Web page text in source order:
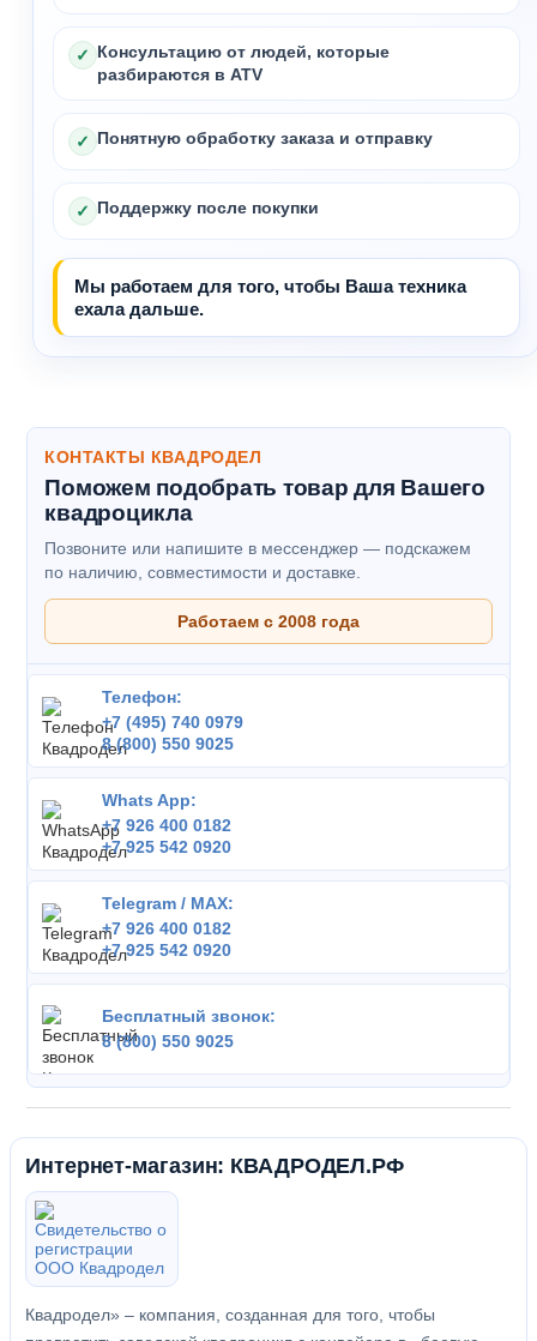
✓ Консультацию от людей, которые
разбираются в ATV
✓ Понятную обработку заказа и отправку
✓ Поддержку после покупки
Мы работаем для того, чтобы Ваша техника
ехала дальше.
КОНТАКТЫ КВАДРОДЕЛ
Поможем подобрать товар для Вашего
квадроцикла
Позвоните или напишите в мессенджер — подскажем
по наличию, совместимости и доставке.
Работаем с 2008 года
Телефон:
+7 (495) 740 0979
8 (800) 550 9025
Whats App:
+7 926 400 0182
+7 925 542 0920
Telegram / MAX:
+7 926 400 0182
+7 925 542 0920
Бесплатный звонок:
8 (800) 550 9025
Интернет-магазин: КВАДРОДЕЛ.РФ
Квадродел» – компания, созданная для того, чтобы